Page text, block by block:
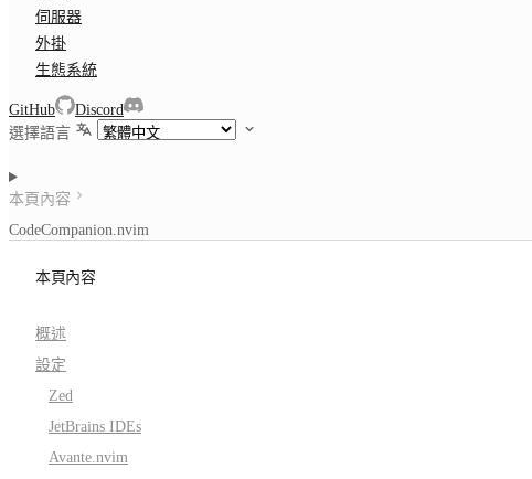
伺服器
外掛
生態系統
GitHub
Discord
選擇語言
本頁內容
CodeCompanion.nvim
本頁內容
概述
設定
Zed
JetBrains IDEs
Avante.nvim